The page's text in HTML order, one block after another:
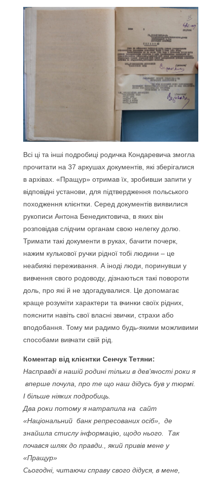
Всі ці та інші подробиці родичка Кондаревича змогла
прочитати на 37 аркушах документів, які зберігалися
в архівах. «Пращур» отримав їх, зробивши запити у
відповідні установи, для підтвердження польського
походження клієнтки. Серед документів виявилися
рукописи Антона Бенедиктовича, в яких він
розповідав слідчим органам свою нелегку долю.
Тримати такі документи в руках, бачити почерк,
нажим кулькової ручки рідної тобі людини – це
неабиякі переживання. А іноді люди, поринувши у
вивчення свого родоводу, дізнаються такі повороти
доль, про які й не здогадувалися. Це допомагає
краще розуміти характери та вчинки своїх рідних,
пояснити навіть свої власні звички, страхи або
вподобання. Тому ми радимо будь-якими можливими
способами вивчати свій рід.
Коментар від клієнтки Сенчук Тетяни:
Насправді в нашій родині тільки в дев’яності роки я
вперше почула, про те що наш дідусь був у тюрмі.
І більше ніяких подробиць.
Два роки потому я натрапила на сайт
«Національний банк репресованих осіб», де
знайшла стислу інформацію, щодо нього. Так
почався шлях до правди., який привів мене у
«Пращур»
Сьогодні, читаючи справу свого дідуся, в мене,